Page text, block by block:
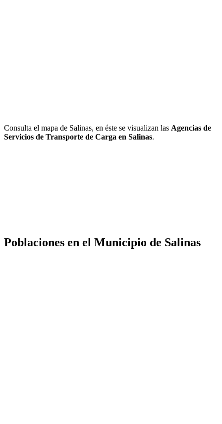
Consulta el mapa de Salinas, en éste se visualizan las Agencias de
Servicios de Transporte de Carga en Salinas.
Poblaciones en el Municipio de Salinas